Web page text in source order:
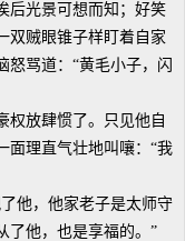
后光景可想而知；好笑
双贼眼锥子样盯着自家
怒骂道：“黄毛小子，闪
放肆惯了。只见他自
面理直气壮地叫嚷：“我
他，他家老子是太师守
了他，也是享福的。”